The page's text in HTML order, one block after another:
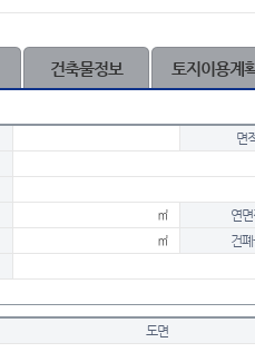
건축물정보 토지이용계
면
㎡
연
㎡
건
도면